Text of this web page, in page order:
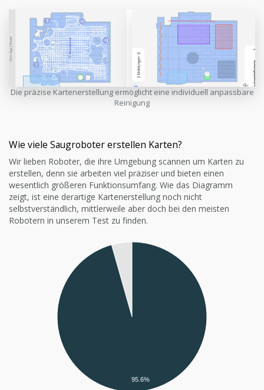
Die präzise Kartenerstellung ermöglicht eine individuell anpassbare
Reinigung
Wie viele Saugroboter erstellen Karten?
Wir lieben Roboter, die ihre Umgebung scannen um Karten zu
erstellen, denn sie arbeiten viel präziser und bieten einen
wesentlich größeren Funktionsumfang. Wie das Diagramm
zeigt, ist eine derartige Kartenerstellung noch nicht
selbstverständlich, mittlerweile aber doch bei den meisten
Robotern in unserem Test zu finden.
95.6%